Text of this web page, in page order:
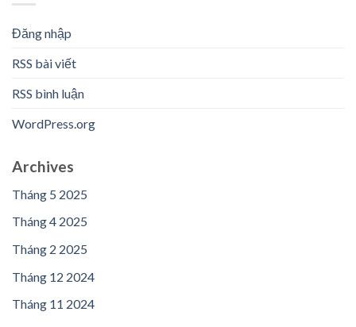
Đăng nhập
RSS bài viết
RSS bình luận
WordPress.org
Archives
Tháng 5 2025
Tháng 4 2025
Tháng 2 2025
Tháng 12 2024
Tháng 11 2024